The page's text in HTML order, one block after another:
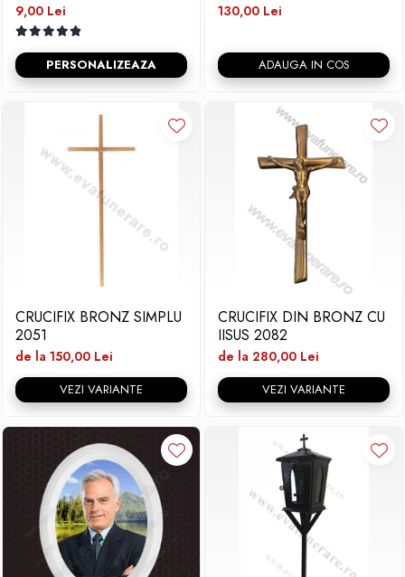
9,00 Lei
PERSONALIZEAZA
130,00 Lei
ADAUGA IN COS
CRUCIFIX BRONZ SIMPLU
2051
de la 150,00 Lei
VEZI VARIANTE
CRUCIFIX DIN BRONZ CU
IISUS 2082
de la 280,00 Lei
VEZI VARIANTE